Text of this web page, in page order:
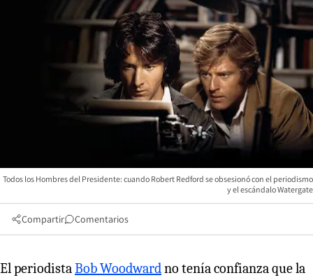
Todos los Hombres del Presidente: cuando Robert Redford se obsesionó con el periodismo
y el escándalo Watergate
Compartir Comentarios
El periodistaBob Woodwardno tenía confianza que la